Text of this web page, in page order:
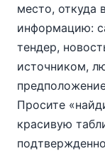
место, откуда
информацию:
тендер,
источником,
Просите
красивую